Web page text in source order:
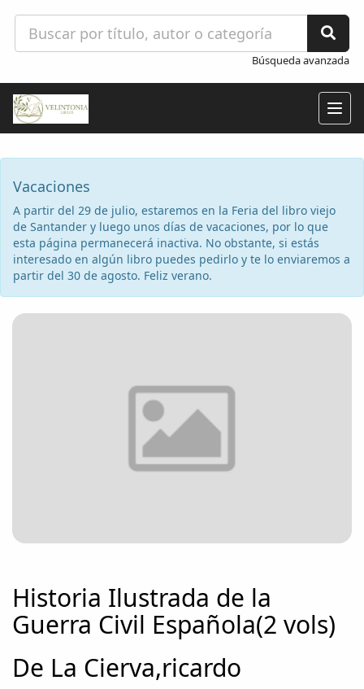
Búsqueda avanzada
Vacaciones
A partir del 29 de julio, estaremos en la Feria del libro viejo
de Santander y luego unos días de vacaciones, por lo que
esta página permanecerá inactiva. No obstante, si estás
interesado en algún libro puedes pedirlo y te lo enviaremos a
partir del 30 de agosto. Feliz verano.
Historia Ilustrada de la
Guerra Civil Española(2 vols)
De La Cierva,ricardo